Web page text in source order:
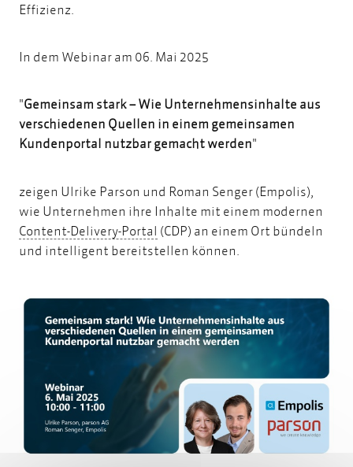
Effizienz.
In dem Webinar am 06. Mai 2025
"Gemeinsam stark – Wie Unternehmensinhalte aus
verschiedenen Quellen in einem gemeinsamen
Kundenportal nutzbar gemacht werden"
zeigen Ulrike Parson und Roman Senger (Empolis),
wie Unternehmen ihre Inhalte mit einem modernen
Content-Delivery-Portal Content-Delivery-Portal
(CDP) an einem Ort bündeln
und intelligent bereitstellen können.